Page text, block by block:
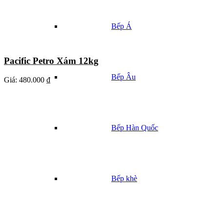
Bếp Á
Bếp Âu
Bếp Hàn Quốc
Bếp khè
Pacific Petro Xám 12kg
Giá: 480.000 ₫